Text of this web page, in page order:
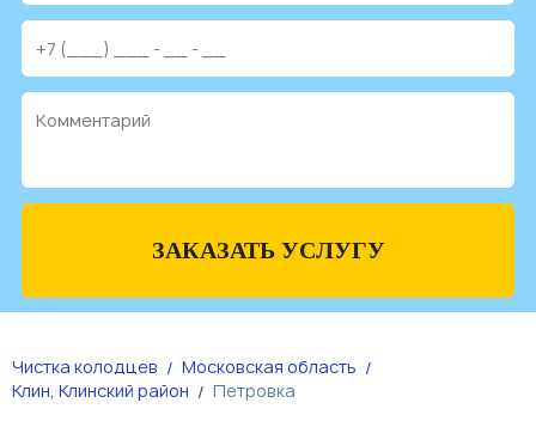
ЗАКАЗАТЬ УСЛУГУ
Чистка колодцев
Московская область
Клин, Клинский район
Петровка